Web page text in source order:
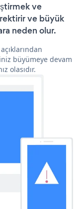
ve
ve büyük
neden olur.
büyümeye devam
olasıdır.